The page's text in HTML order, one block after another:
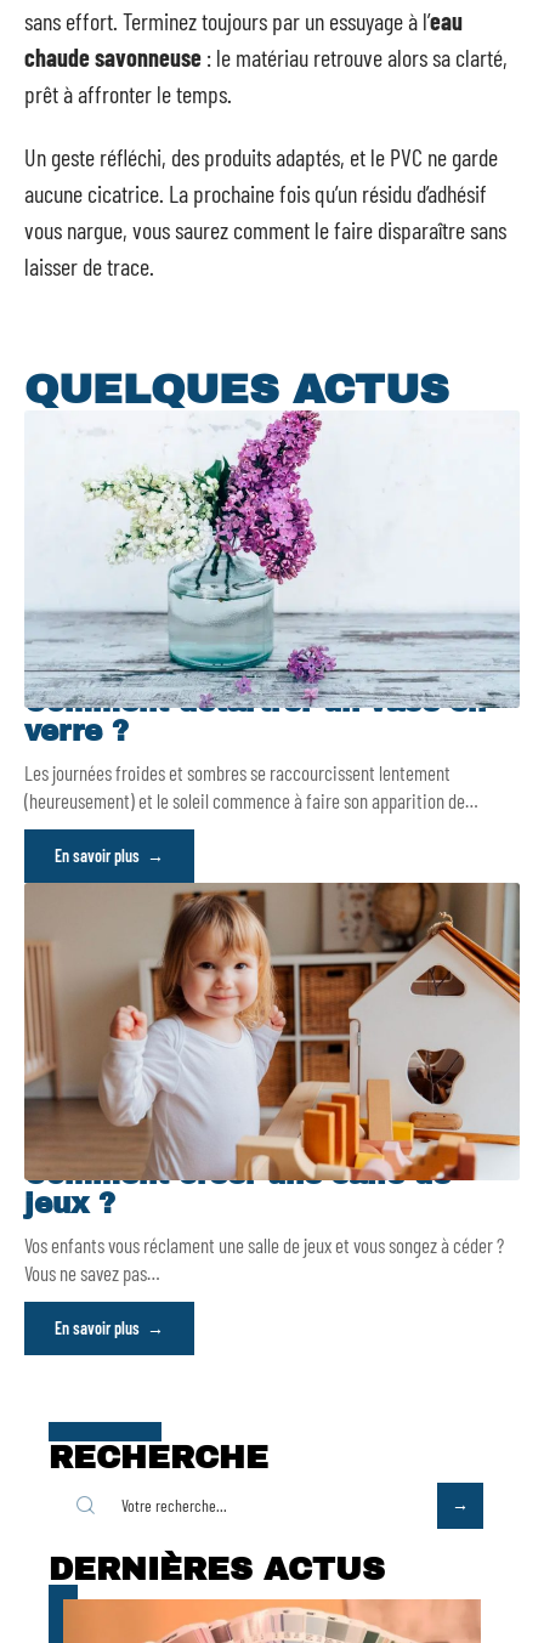
sans effort. Terminez toujours par un essuyage à l’eau
chaude savonneuse : le matériau retrouve alors sa clarté,
prêt à affronter le temps.
Un geste réfléchi, des produits adaptés, et le PVC ne garde
aucune cicatrice. La prochaine fois qu’un résidu d’adhésif
vous nargue, vous saurez comment le faire disparaître sans
laisser de trace.
QUELQUES ACTUS
Comment détartrer un vase en
verre ?
Les journées froides et sombres se raccourcissent lentement
(heureusement) et le soleil commence à faire son apparition de…
En savoir plus
Comment créer une salle de
jeux ?
Vos enfants vous réclament une salle de jeux et vous songez à céder ?
Vous ne savez pas…
En savoir plus
RECHERCHE
DERNIÈRES ACTUS